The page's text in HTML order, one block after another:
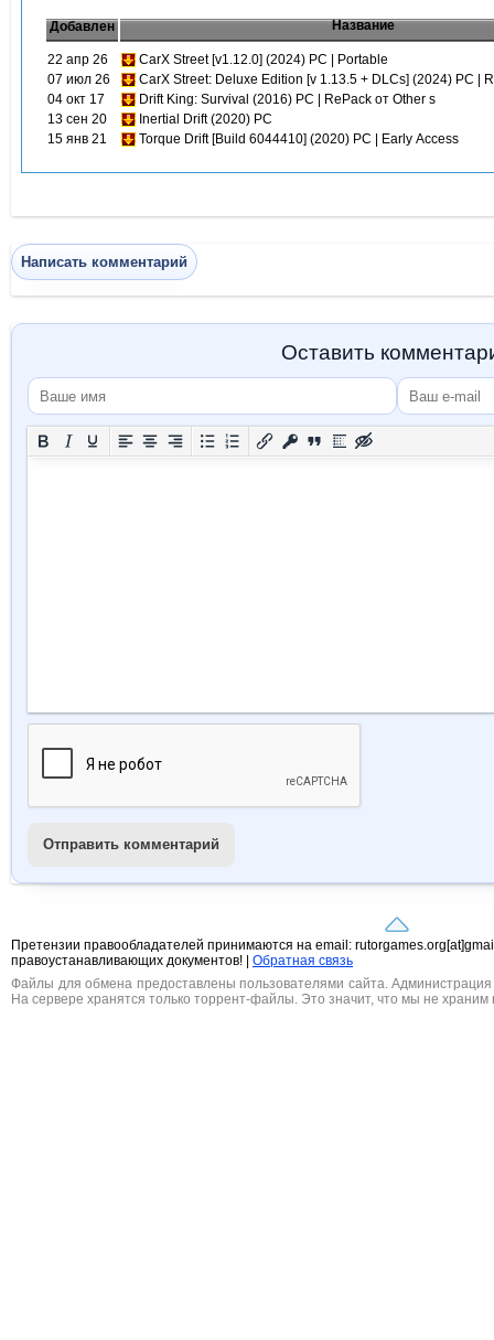
Добавлен Название
22 апр 26
CarX Street [v1.12.0] (2024) PC | Portable
07 июл 26
CarX Street: Deluxe Edition [v 1.13.5 + DLCs] (2024) PC |
04 окт 17
Drift King: Survival (2016) PC | RePack от Other s
13 сен 20
Inertial Drift (2020) PC
15 янв 21
Torque Drift [Build 6044410] (2020) PC | Early Access
Написать комментарий
Оставить
Отправить комментарий
Претензии правообладателей принимаются на email:
правоустанавливающих документов! |
Обратная связь
Файлы для обмена предоставлены пользователями сайта. Администрация
На сервере хранятся только торрент-файлы. Это значит, что мы не